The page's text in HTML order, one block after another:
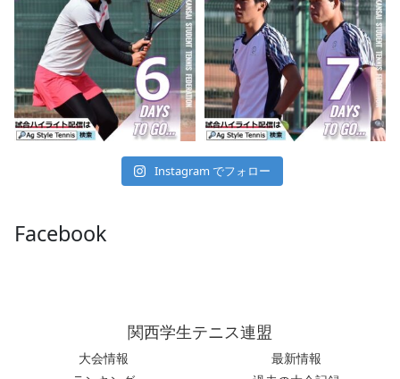
Instagram でフォロー
Facebook
関西学生テニス連盟
大会情報
最新情報